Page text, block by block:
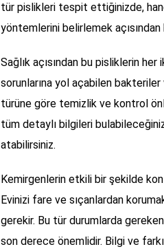
tür pislikleri tespit ettiğinizde,
yöntemlerini belirlemek açısından
Sağlık açısından bu pisliklerin
sorunlarına yol açabilen bakteriler
türüne göre temizlik ve kontrol
tüm detaylı bilgileri
atabilirsiniz.
Kemirgenlerin etkili bir şekilde
Evinizi fare ve sıçanlardan
gerekir. Bu tür durumlarda
son derece önemlidir. Bilgi ve